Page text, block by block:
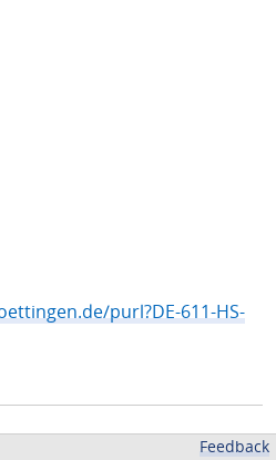
purl?DE-611-HS-
Feedback